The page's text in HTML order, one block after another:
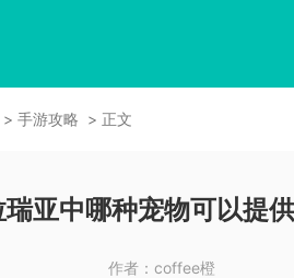
手游攻略 正文
瑞亚中哪种宠物可以提
作者： coffee橙